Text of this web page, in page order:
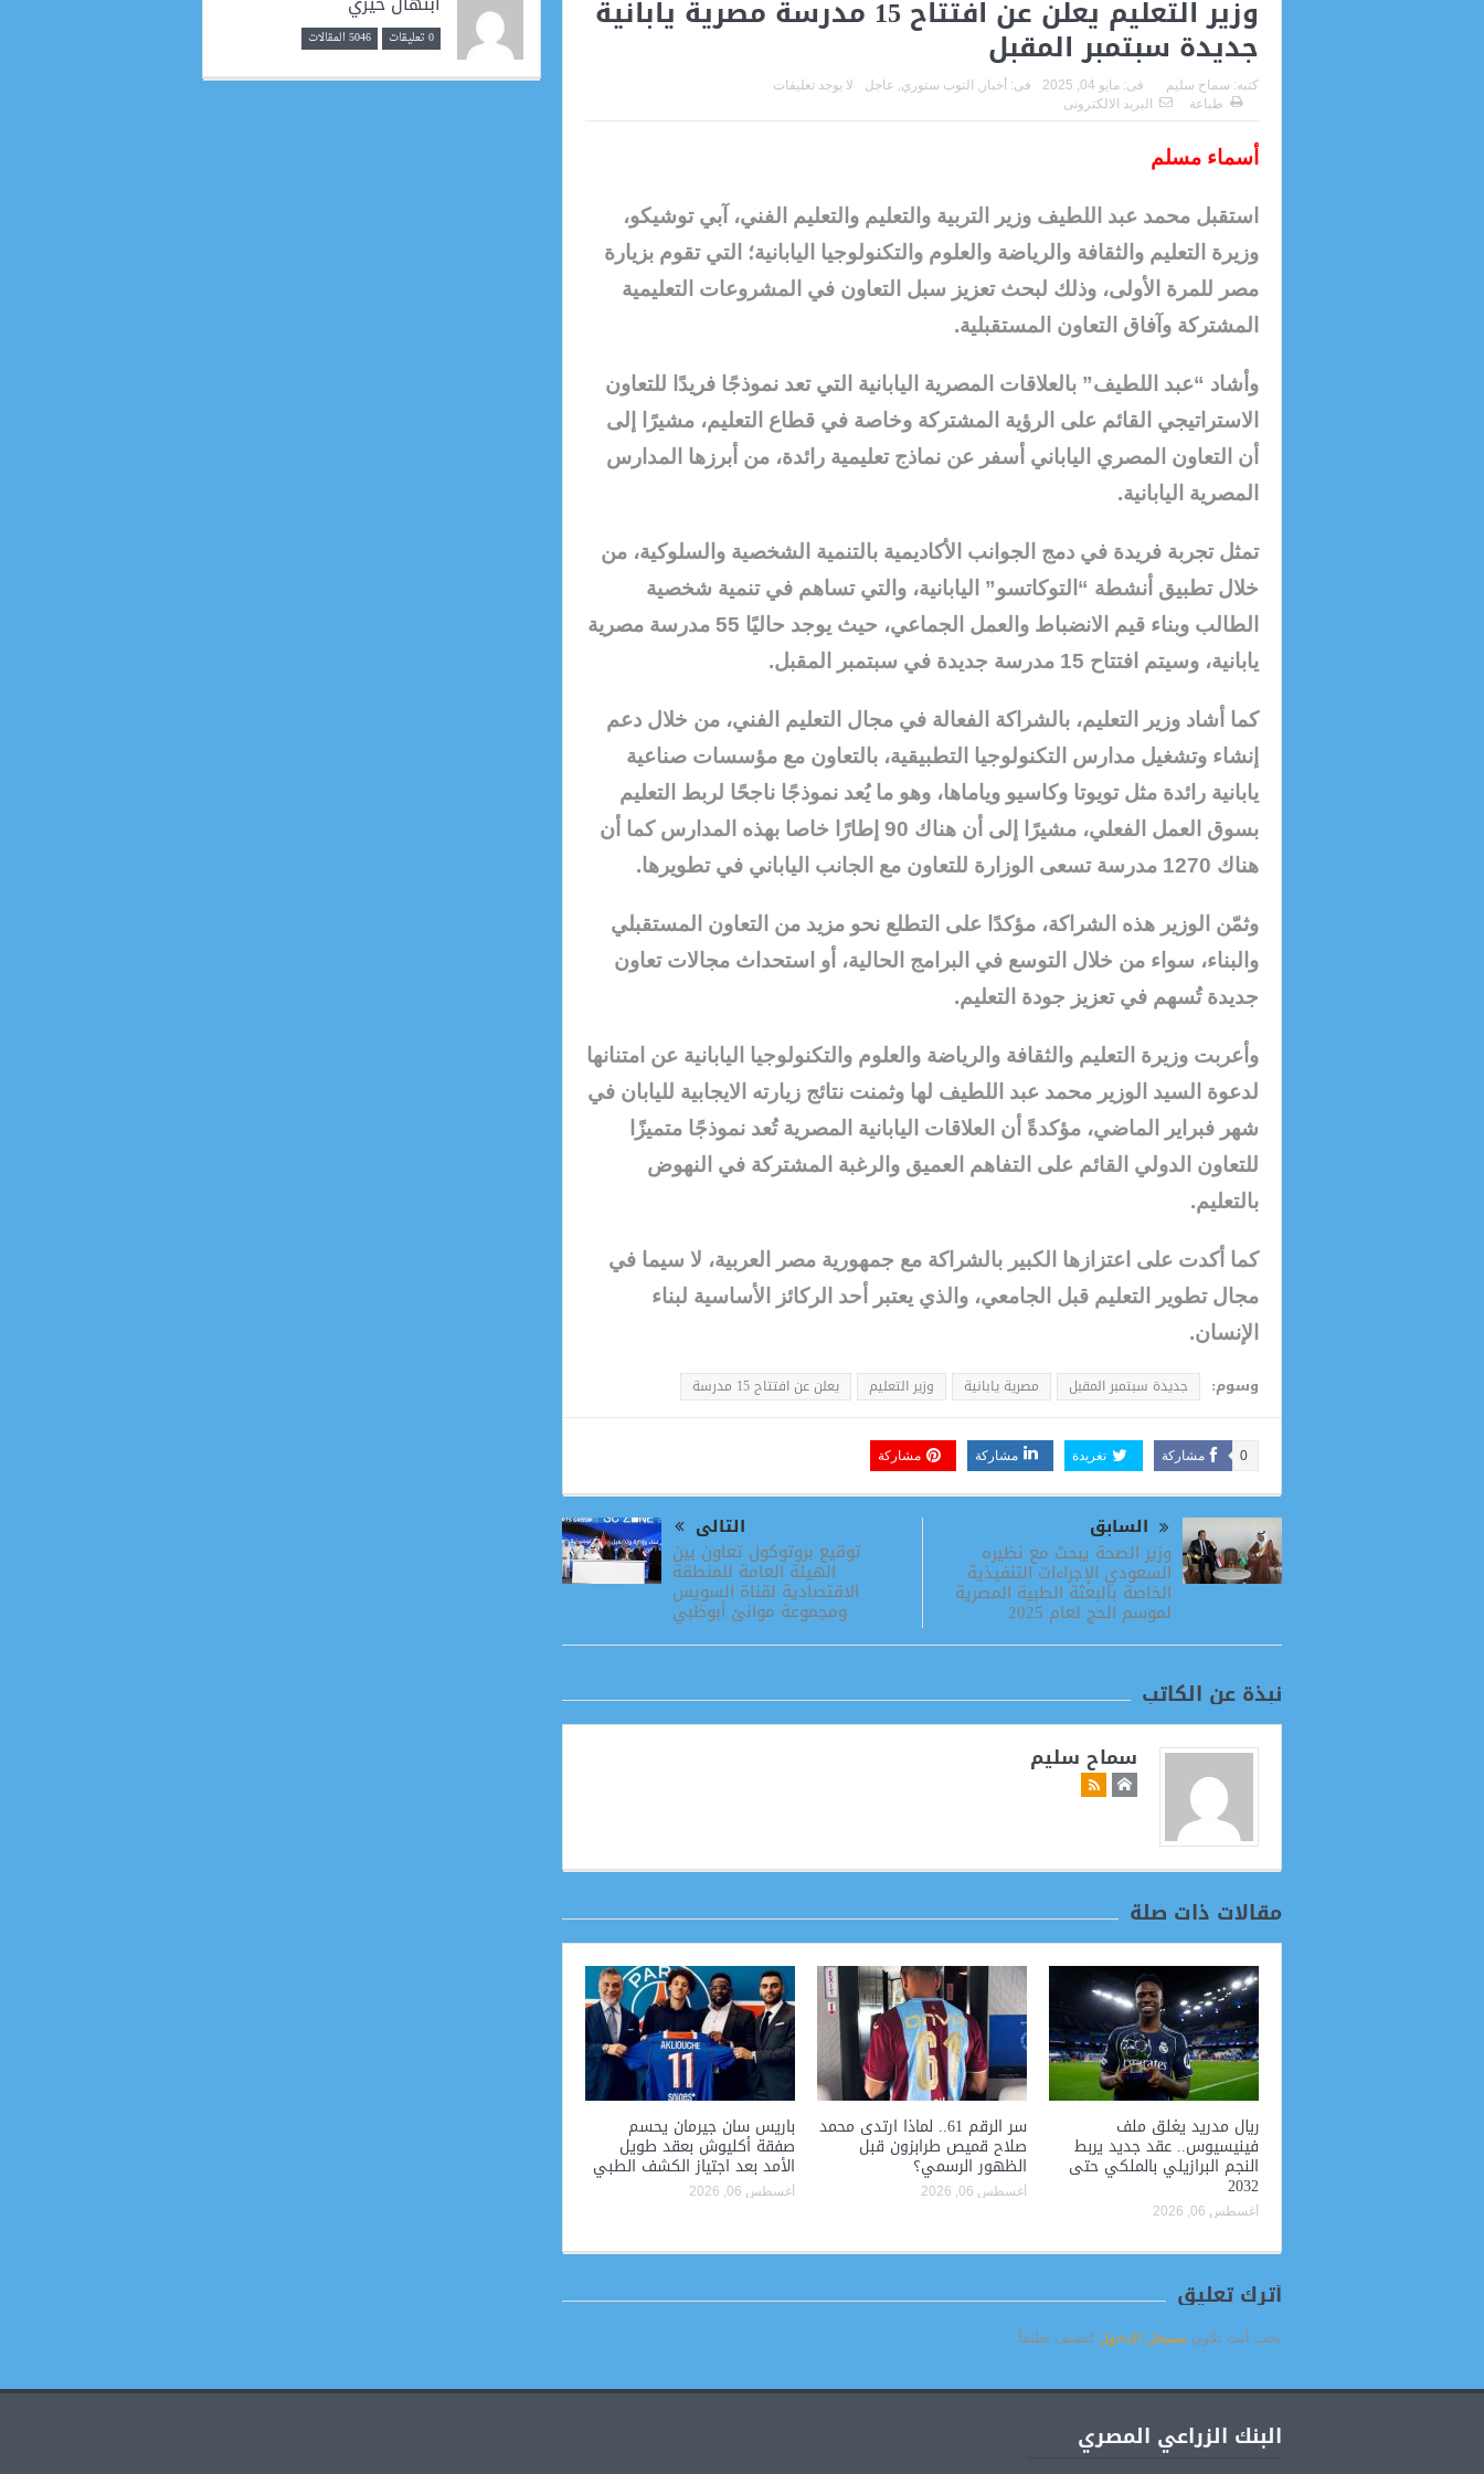
وزير التعليم يعلن عن افتتاح 15 مدرسة مصرية يابانية
جديدة سبتمبر المقبل
كتبه: سماح سليم فى: مايو 04, 2025 فى: أخبار , التوب ستوري, عاجل
لا يوجد تعليقات
طباعة
البريد الالكترونى
أسماء مسلم
استقبل محمد عبد اللطيف وزير التربية والتعليم والتعليم الفني، آبي توشيكو،
وزيرة التعليم والثقافة والرياضة والعلوم والتكنولوجيا اليابانية؛ التي تقوم بزيارة
مصر للمرة الأولى، وذلك لبحث تعزيز سبل التعاون في المشروعات التعليمية
المشتركة وآفاق التعاون المستقبلية.
وأشاد “عبد اللطيف” بالعلاقات المصرية اليابانية التي تعد نموذجًا فريدًا للتعاون
الاستراتيجي القائم على الرؤية المشتركة وخاصة في قطاع التعليم، مشيرًا إلى
أن التعاون المصري الياباني أسفر عن نماذج تعليمية رائدة، من أبرزها المدارس
المصرية اليابانية.
تمثل تجربة فريدة في دمج الجوانب الأكاديمية بالتنمية الشخصية والسلوكية، من
خلال تطبيق أنشطة “التوكاتسو” اليابانية، والتي تساهم في تنمية شخصية
الطالب وبناء قيم الانضباط والعمل الجماعي، حيث يوجد حاليًا 55 مدرسة مصرية
يابانية، وسيتم افتتاح 15 مدرسة جديدة في سبتمبر المقبل.
كما أشاد وزير التعليم، بالشراكة الفعالة في مجال التعليم الفني، من خلال دعم
إنشاء وتشغيل مدارس التكنولوجيا التطبيقية، بالتعاون مع مؤسسات صناعية
يابانية رائدة مثل تويوتا وكاسيو وياماها، وهو ما يُعد نموذجًا ناجحًا لربط التعليم
بسوق العمل الفعلي، مشيرًا إلى أن هناك 90 إطارًا خاصا بهذه المدارس كما أن
هناك 1270 مدرسة تسعى الوزارة للتعاون مع الجانب الياباني في تطويرها.
وثمّن الوزير هذه الشراكة، مؤكدًا على التطلع نحو مزيد من التعاون المستقبلي
والبناء، سواء من خلال التوسع في البرامج الحالية، أو استحداث مجالات تعاون
جديدة تُسهم في تعزيز جودة التعليم.
وأعربت وزيرة التعليم والثقافة والرياضة والعلوم والتكنولوجيا اليابانية عن امتنانها
لدعوة السيد الوزير محمد عبد اللطيف لها وثمنت نتائج زيارته الايجابية لليابان في
شهر فبراير الماضي، مؤكدةً أن العلاقات اليابانية المصرية تُعد نموذجًا متميزًا
للتعاون الدولي القائم على التفاهم العميق والرغبة المشتركة في النهوض
بالتعليم.
كما أكدت على اعتزازها الكبير بالشراكة مع جمهورية مصر العربية، لا سيما في
مجال تطوير التعليم قبل الجامعي، والذي يعتبر أحد الركائز الأساسية لبناء
الإنسان.
وسوم: جديدة سبتمبر المقبل مصرية يابانية وزير التعليم يعلن عن افتتاح 15 مدرسة
مشاركة 0 تغريدة مشاركة مشاركة
السابق
وزير الصحة يبحث مع نظيره
السعودي الإجراءات التنفيذية
الخاصة بالبعثة الطبية المصرية
لموسم الحج لعام 2025
التالى
توقيع بروتوكول تعاون بين
الهيئة العامة للمنطقة
الاقتصادية لقناة السويس
ومجموعة موانئ أبوظبي
نبذة عن الكاتب
سماح سليم
مقالات ذات صلة
ريال مدريد يغلق ملف
فينيسيوس.. عقد جديد يربط
النجم البرازيلي بالملكي حتى
2032
أغسطس 06, 2026
سر الرقم 61.. لماذا ارتدى محمد
صلاح قميص طرابزون قبل
الظهور الرسمي؟
أغسطس 06, 2026
باريس سان جيرمان يحسم
صفقة أكليوش بعقد طويل
الأمد بعد اجتياز الكشف الطبي
أغسطس 06, 2026
أترك تعليق
يجب أنت تكون مسجل الدخول لتضيف تعليقاً.
0 تعليقات 5046 المقالات
البنك الزراعي المصري